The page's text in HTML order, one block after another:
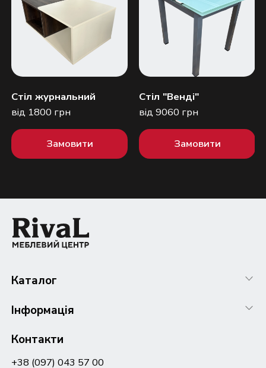
Стіл журнальний
від 1800 грн
Замовити
Стіл "Венді"
від 9060 грн
Замовити
Каталог
Інформація
Контакти
+38 (097) 043 57 00